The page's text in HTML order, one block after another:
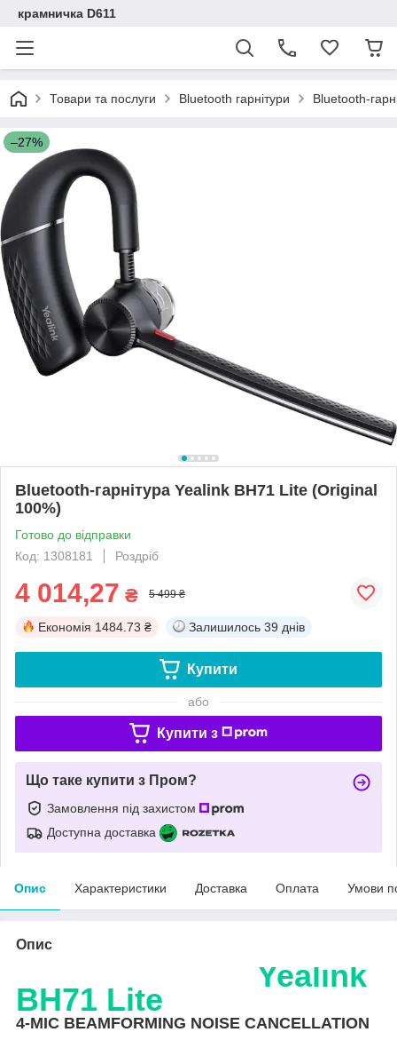
крамничка D611
Товари та послуги Bluetooth гарнітури Bluetooth-
–27%
Bluetooth-гарнітура Yealink BH71 Lite (Original
100%)
Готово до відправки
Код: 1308181
Роздріб
4 014,27 ₴ 5 499 ₴
Економія 1484.73 ₴ Залишилось 39 днів
Купити
або
Купити з
Що таке купити з Пром?
Замовлення під захистом
Доступна доставка
Опис Характеристики Доставка Оплата Умови
Опис
Yealink
BH71 Lite
4-MIC BEAMFORMING NOISE CANCELLATION